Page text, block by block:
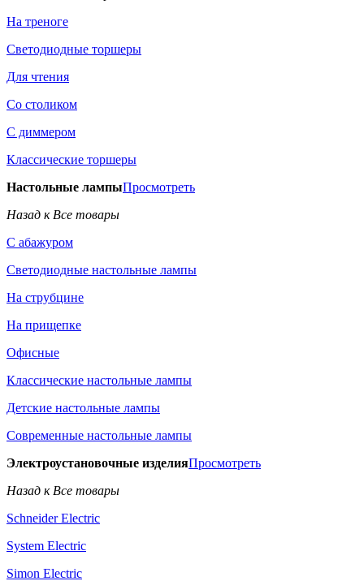
На треноге
Светодиодные торшеры
Для чтения
Со столиком
С диммером
Классические торшеры
Настольные лампыПросмотреть
Назад к Все товары
С абажуром
Светодиодные настольные лампы
На струбцине
На прищепке
Офисные
Классические настольные лампы
Детские настольные лампы
Современные настольные лампы
Электроустановочные изделияПросмотреть
Назад к Все товары
Schneider Electric
System Electric
Simon Electric